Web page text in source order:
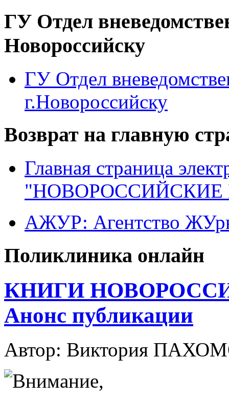
ГУ Отдел
Новороссийску
ГУ Отдел
г.Новороссийску
Возврат на главную
Главная страница
"НОВОРОССИЙСКИЕ
АЖУР: Агентство
Поликлиника онлайн
КНИГИ
Анонс публикации
Автор: Виктория